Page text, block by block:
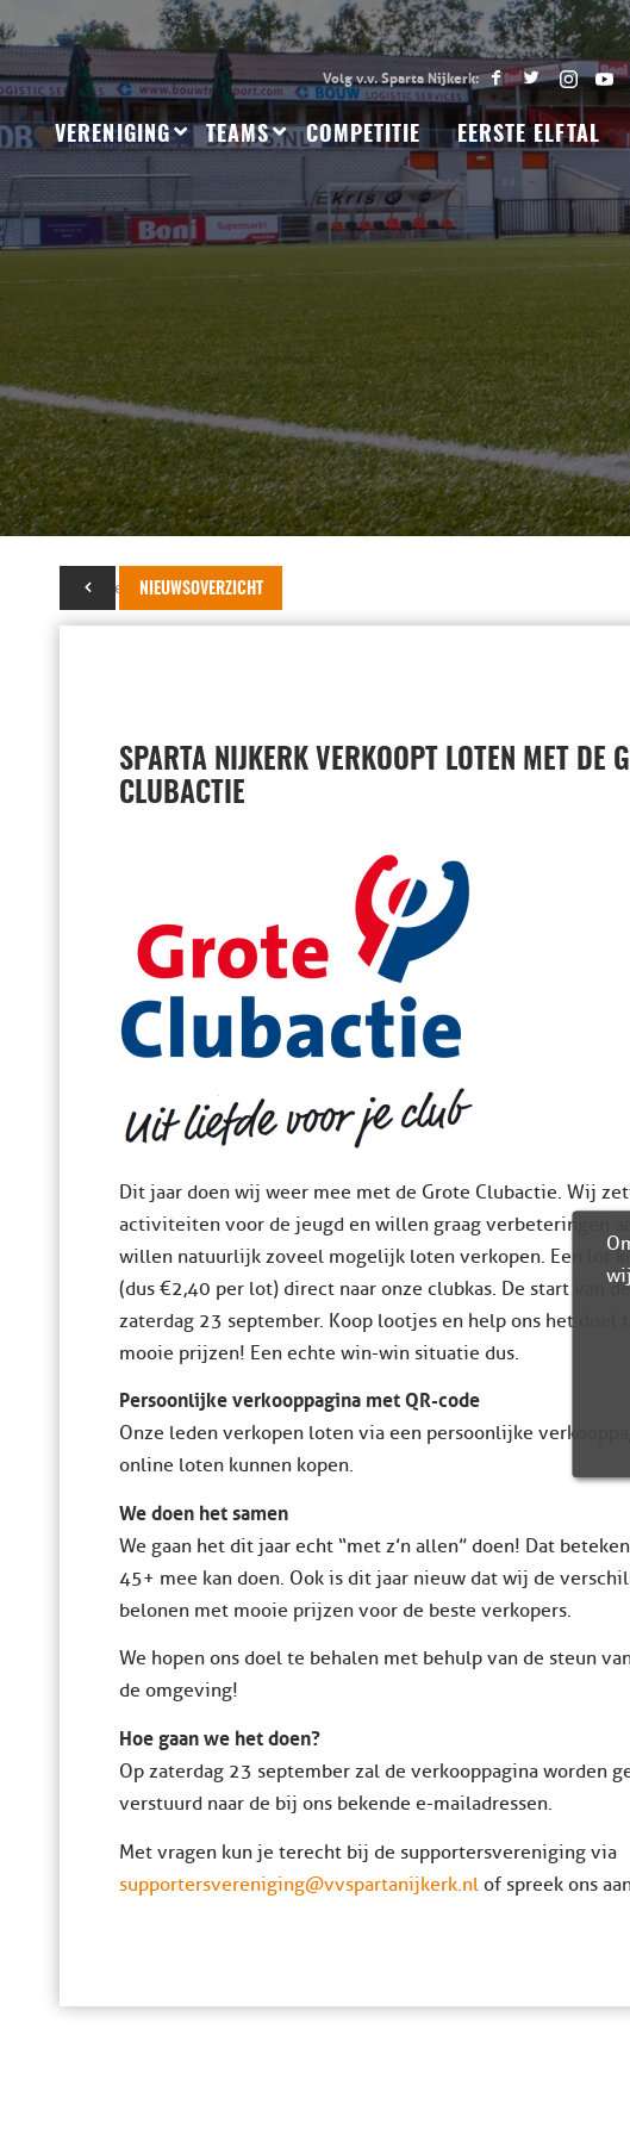
VERENIGING TEAMS COMPETITIE EERSTE ELFTAL
NIEUWSOVERZICHT
13 september 2023
SPARTA NIJKERK VERKOOPT LOTEN MET DE
CLUBACTIE
Dit jaar doen wij weer mee met de Grote Clubactie. Wij
activiteiten voor de jeugd en willen graag verbeteringen
willen natuurlijk zoveel mogelijk loten verkopen. Een lot
(dus €2,40 per lot) direct naar onze clubkas. De start van
zaterdag 23 september. Koop lootjes en help ons het doel
mooie prijzen! Een echte win-win situatie dus.
Persoonlijke verkooppagina met QR-code
Onze leden verkopen loten via een persoonlijke
online loten kunnen kopen.
We doen het samen
We gaan het dit jaar echt “met z’n allen” doen! Dat
45+ mee kan doen. Ook is dit jaar nieuw dat wij de
belonen met mooie prijzen voor de beste verkopers.
We hopen ons doel te behalen met behulp van de steun
de omgeving!
Hoe gaan we het doen?
Op zaterdag 23 september zal de verkooppagina worden
verstuurd naar de bij ons bekende e-mailadressen.
Met vragen kun je terecht bij de supportersvereniging via
supportersvereniging@vvspartanijkerk.nl of spreek ons